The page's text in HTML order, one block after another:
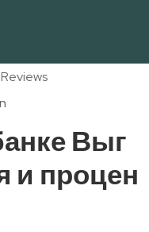
Выг
и процен